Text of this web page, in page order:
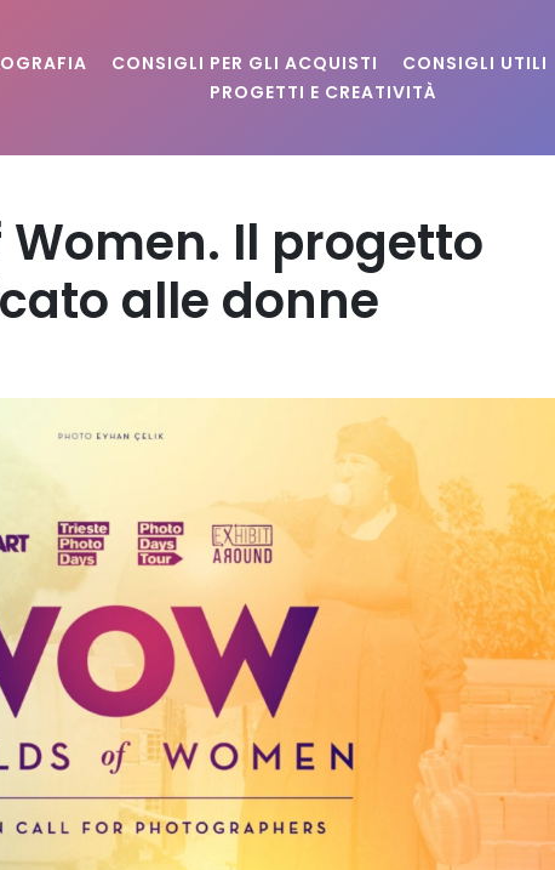
CONSIGLI PER GLI ACQUISTI CONSIGLI UTILI
PROGETTI E CREATIVITÀ
Women. Il progetto
alle donne